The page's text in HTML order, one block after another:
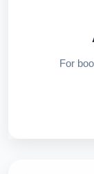
For